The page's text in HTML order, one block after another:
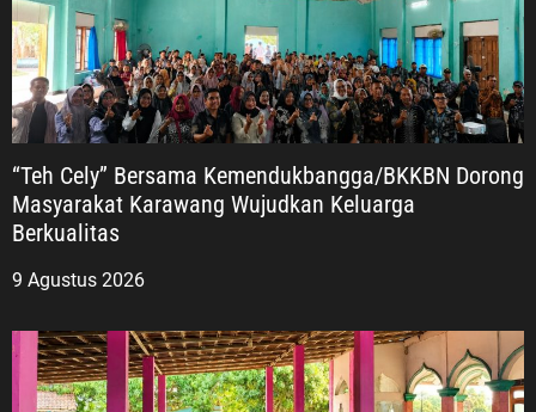
“Teh Cely” Bersama Kemendukbangga/BKKBN Dorong
Masyarakat Karawang Wujudkan Keluarga
Berkualitas
9 Agustus 2026